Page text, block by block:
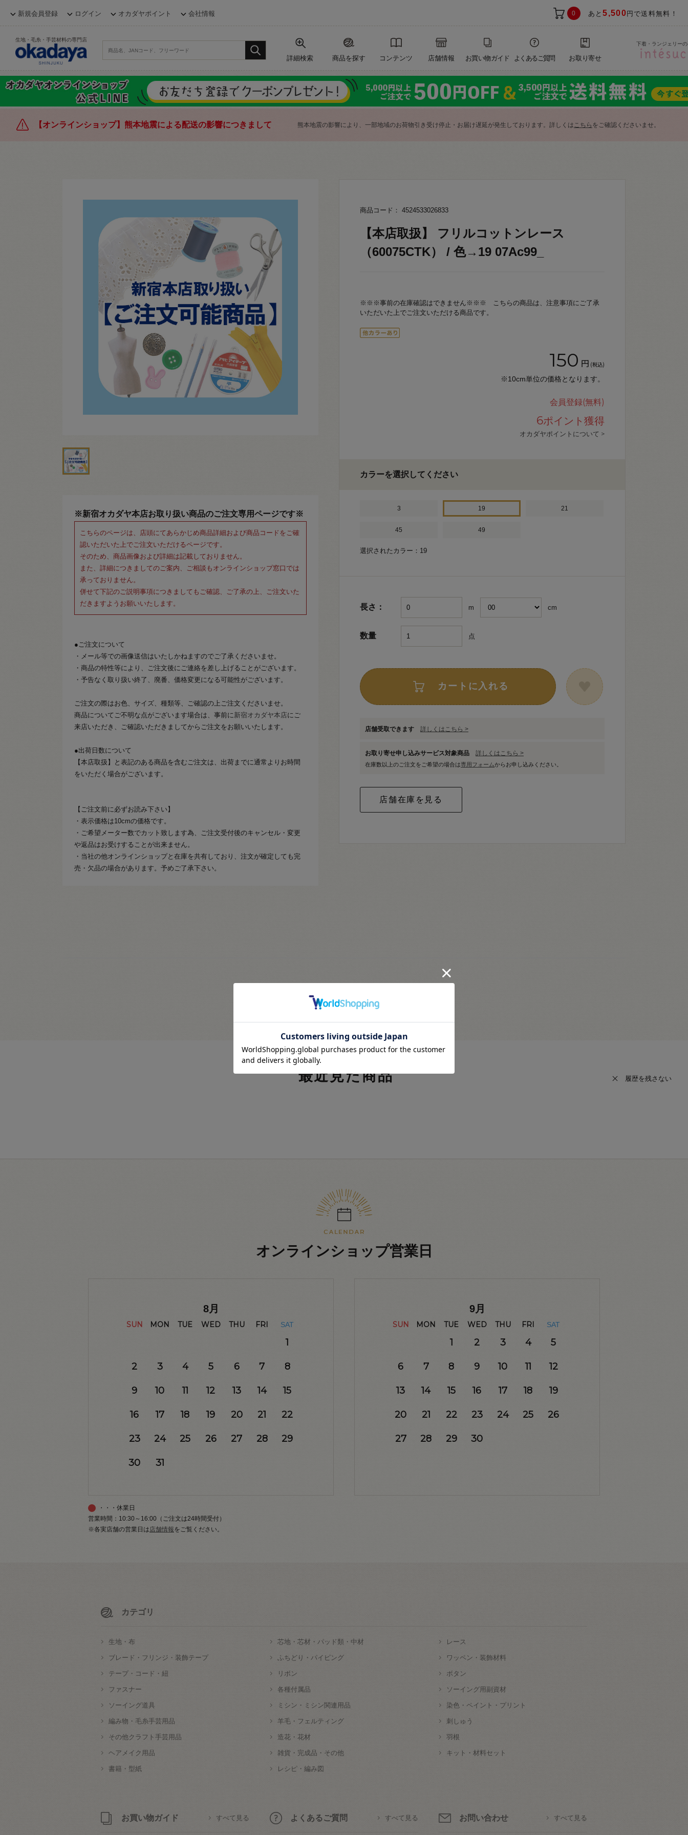
新規会員登録 ログイン オカダヤポイント 会社情報 0 あと5,500 円で送料無料！
生地・毛糸・手芸材料の専門店
詳細検索 商品を探す コンテンツ 店舗情報 お買い物ガイド よくあるご質問 お取り寄せ
下着・ランジェリー
【オンラインショップ】熊本地震による配送の影響につきまして 熊本地震の影響により、一部地域のお荷物引き受け停止・お届け遅延が発生しております。詳しくはこちら をご確認くださいませ。
※新宿オカダヤ本店お取り扱い商品のご注文専用ページです※
こちらのページは、店頭にてあらかじめ商品詳細および商品コードをご確
認いただいた上でご注文いただけるページです。
そのため、商品画像および詳細は記載しておりません。
また、詳細につきましてのご案内、ご相談もオンラインショップ窓口では
承っておりません。
併せて下記のご説明事項につきましてもご確認、ご了承の上、ご注文いた
だきますようお願いいたします。
●ご注文について
・メール等での画像送信はいたしかねますのでご了承くださいませ。
・商品の特性等により、ご注文後にご連絡を差し上げることがございます。
・予告なく取り扱い終了、廃番、価格変更になる可能性がございます。
ご注文の際はお色、サイズ、種類等、ご確認の上ご注文くださいませ。
商品についてご不明な点がございます場合は、事前に 新宿オカダヤ本店にご
来店いただき、ご確認いただきましてからご注文をお願いいたします。
●出荷日数について
【本店取扱】と表記のある商品を含むご注文は、出荷までに通常よりお時間
をいただく場合がございます。
【ご注文前に必ずお読み下さい】
・表示価格は10cmの価格です。
・ご希望メーター数でカット致します為、ご注文受付後のキャンセル・変更
や返品はお受けすることが出来ません。
・当社の他オンラインショップと在庫を共有しており、注文が確定しても完
売・欠品の場合があります。予めご了承下さい。
商品コード： 4524533026833
【本店取扱】 フリルコットンレース
（60075CTK） / 色→19 07Ac99_
※※※事前の在庫確認はできません※※※ こちらの商品は、注意事項にご了承
いただいた上でご注文いただける商品です。
150 円 (税込)
※10cm単位の価格となります。
会員登録(無料)
6ポイント獲得
オカダヤポイントについて >
カラーを選択してください
3 19 21
45 49
選択されたカラー：19
長さ： m cm
数量 点
カートに入れる
店舗受取できます 詳しくはこちら >
お取り寄せ申し込みサービス対象商品 詳しくはこちら >
在庫数以上のご注文をご希望の場合は専用フォームからお申し込みください。
最近見た商品 履歴を残さない
オンラインショップ営業日
8月
SUN MON TUE WED THU FRI SAT
1
2 3 4 5 6 7 8
9 10 11 12 13 14 15
16 17 18 19 20 21 22
23 24 25 26 27 28 29
30 31
9月
SUN MON TUE WED THU FRI SAT
1 2 3 4 5
6 7 8 9 10 11 12
13 14 15 16 17 18 19
20 21 22 23 24 25 26
27 28 29 30
・・・休業日
営業時間：10:30～16:00（ご注文は24時間受付）
※各実店舗の営業日は店舗情報をご覧ください。
カテゴリ
生地・布 芯地・芯材・パッド類・中材 レース
ブレード・フリンジ・装飾テープ ふちどり・パイピング ワッペン・装飾材料
テープ・コード・紐 リボン ボタン
ファスナー 各種付属品 ソーイング用副資材
ソーイング道具 ミシン・ミシン関連用品 染色・ペイント・プリント
編み物・毛糸手芸用品 羊毛・フェルティング 刺しゅう
その他クラフト手芸用品 造花・花材 羽根
ヘアメイク用品 雑貨・完成品・その他 キット・材料セット
書籍・型紙 レシピ・編み図
お買い物ガイド すべて見る よくあるご質問 すべて見る お問い合わせ すべて見る